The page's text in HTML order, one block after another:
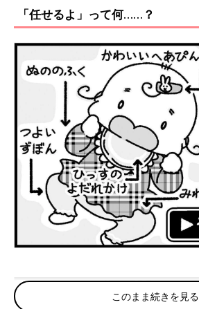
「任せるよ」って何……？
このまま続きを見る